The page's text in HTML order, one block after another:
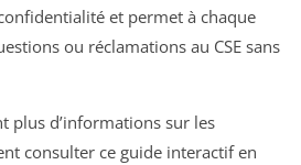
et permet à chaque
ou réclamations au CSE sans
plus d’informations sur les
consulter ce guide interactif en